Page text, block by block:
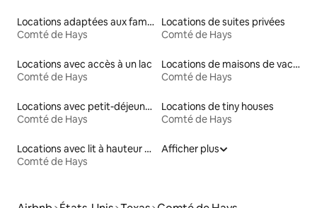
Locations adaptées aux familles
Comté de Hays
Locations de suites privées
Comté de Hays
Locations avec accès à un lac
Comté de Hays
Locations de maisons de vacances
Comté de Hays
Locations avec petit-déjeuner
Comté de Hays
Locations de tiny houses
Comté de Hays
Locations avec lit à hauteur adaptée
Comté de Hays
Afficher plus